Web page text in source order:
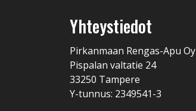
Yhteystiedot
Pirkanmaan Rengas-Apu Oy
Pispalan valtatie 24
33250 Tampere
Y-tunnus: 2349541-3